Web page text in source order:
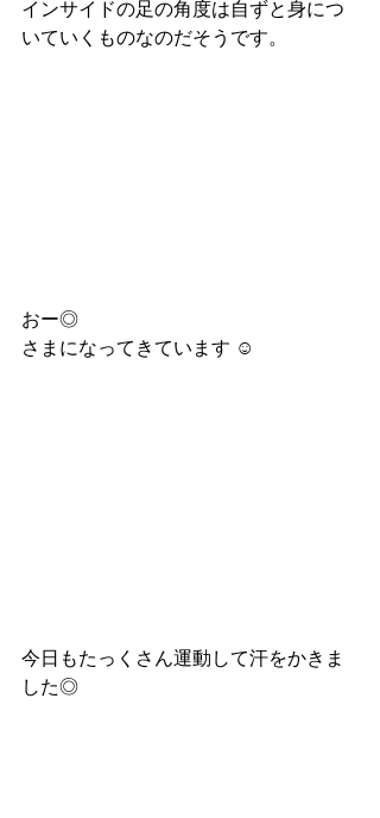
インサイドの足の角度は自ずと身につ
いていくものなのだそうです。
おー◎
さまになってきています ☺︎
今日もたっくさん運動して汗をかきま
した◎